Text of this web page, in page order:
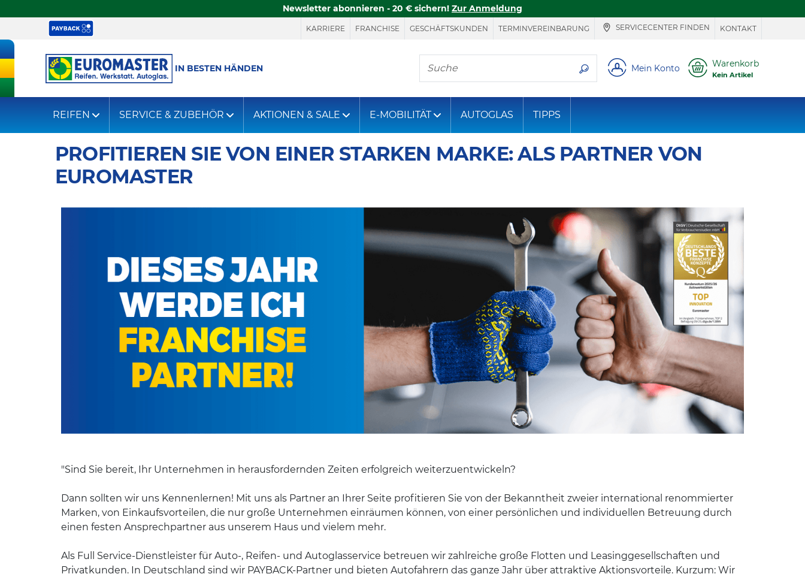
Newsletter abonnieren - 20 € sichern! Zur Anmeldung
KARRIERE FRANCHISE GESCHÄFTSKUNDEN TERMINVEREINBARUNG SERVICECENTER FINDEN KONTAKT
IN BESTEN HÄNDEN
Hier finden Sie, was Sie suchen
Mein Konto Warenkorb
Kein Artikel
REIFEN SERVICE & ZUBEHÖR AKTIONEN & SALE E-MOBILITÄT AUTOGLAS TIPPS
PROFITIEREN SIE VON EINER STARKEN MARKE: ALS PARTNER VON
EUROMASTER
"Sind Sie bereit, Ihr Unternehmen in herausfordernden Zeiten erfolgreich weiterzuentwickeln?
Dann sollten wir uns Kennenlernen! Mit uns als Partner an Ihrer Seite profitieren Sie von der Bekanntheit zweier international renommierter
Marken, von Einkaufsvorteilen, die nur große Unternehmen einräumen können, von einer persönlichen und individuellen Betreuung durch
einen festen Ansprechpartner aus unserem Haus und vielem mehr.
Als Full Service-Dienstleister für Auto-, Reifen- und Autoglasservice betreuen wir zahlreiche große Flotten und Leasinggesellschaften und
Privatkunden. In Deutschland sind wir PAYBACK-Partner und bieten Autofahrern das ganze Jahr über attraktive Aktionsvorteile. Kurzum: Wir